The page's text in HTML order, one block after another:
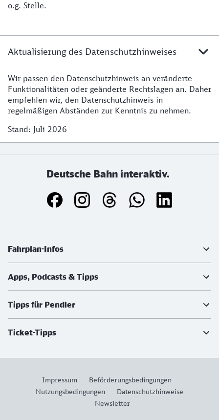
o.g. Stelle.
Aktualisierung des Datenschutzhinweises
Wir passen den Datenschutzhinweis an veränderte
Funktionalitäten oder geänderte Rechtslagen an. Daher
empfehlen wir, den Datenschutzhinweis in
regelmäßigen Abständen zur Kenntnis zu nehmen.
Stand: Juli 2026
Deutsche Bahn interaktiv.
Fahrplan-Infos
Apps, Podcasts & Tipps
Tipps für Pendler
Ticket-Tipps
Impressum
Beförderungsbedingungen
Nutzungsbedingungen
Datenschutzhinweise
Newsletter